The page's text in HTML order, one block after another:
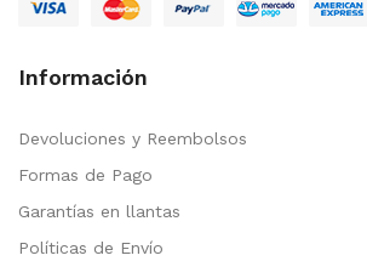
Información
Devoluciones y Reembolsos
Formas de Pago
Garantías en llantas
Políticas de Envío